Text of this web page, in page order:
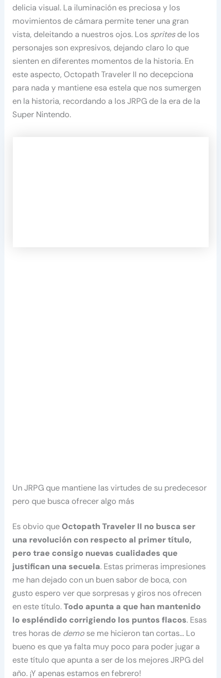
delicia visual. La iluminación es preciosa y los
movimientos de cámara permite tener una gran
vista, deleitando a nuestros ojos. Los spritesde los
personajes son expresivos, dejando claro lo que
sienten en diferentes momentos de la historia. En
este aspecto, Octopath Traveler II no decepciona
para nada y mantiene esa estela que nos sumergen
en la historia, recordando a los JRPG de la era de la
Super Nintendo.
Un JRPG que mantiene las virtudes de su predecesor
pero que busca ofrecer algo más
Es obvio queOctopath Traveler II no busca ser
una revolución con respecto al primer título,
pero trae consigo nuevas cualidades que
justifican una secuela. Estas primeras impresiones
me han dejado con un buen sabor de boca, con
gusto espero ver que sorpresas y giros nos ofrecen
en este título.Todo apunta a que han mantenido
lo espléndido corrigiendo los puntos flacos. Esas
tres horas de demo se me hicieron tan cortas… Lo
bueno es que ya falta muy poco para poder jugar a
este título que apunta a ser de los mejores JRPG del
año. ¡Y apenas estamos en febrero!